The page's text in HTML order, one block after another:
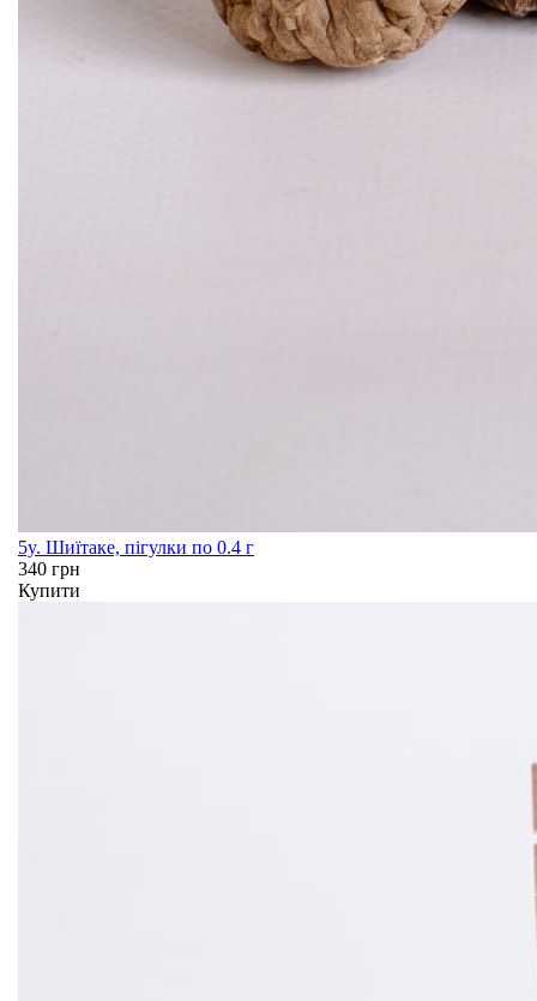
5y. Шиїтаке, пігулки по 0.4 г
340 грн
Купити